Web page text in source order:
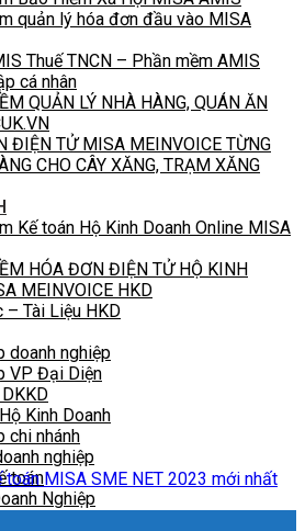
quản lý hóa đơn đầu vào MISA
Thuế TNCN – Phần mềm AMIS
cá nhân
QUẢN LÝ NHÀ HÀNG, QUÁN ĂN
ĐIỆN TỬ MISA MEINVOICE TỪNG
CHO CÂY XĂNG, TRẠM XĂNG
Kế toán Hộ Kinh Doanh Online MISA
HÓA ĐƠN ĐIỆN TỬ HỘ KINH
MEINVOICE HKD
– Tài Liệu HKD
doanh nghiệp
VP Đại Diện
Kinh Doanh
chi nhánh
nghiệp
toán
Nghiệp